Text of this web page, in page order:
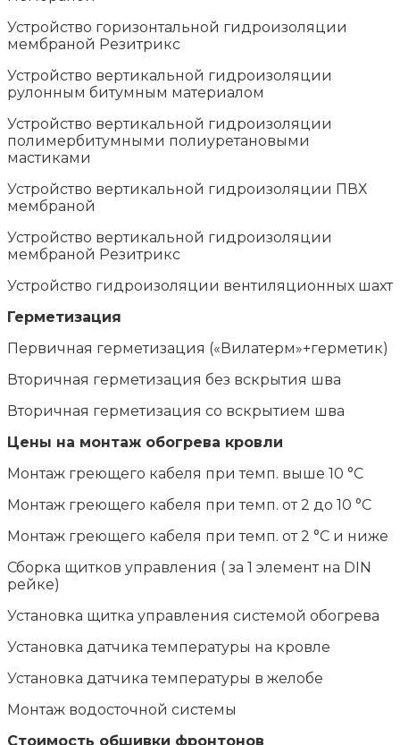
Устройство горизонтальной гидроизоляции
мембраной Резитрикс
Устройство вертикальной гидроизоляции
рулонным битумным материалом
Устройство вертикальной гидроизоляции
полимербитумными полиуретановыми
мастиками
Устройство вертикальной гидроизоляции ПВХ
мембраной
Устройство вертикальной гидроизоляции
мембраной Резитрикс
Устройство гидроизоляции вентиляционных шахт
Герметизация
Первичная герметизация («Вилатерм»+герметик)
Вторичная герметизация без вскрытия шва
Вторичная герметизация со вскрытием шва
Цены на монтаж обогрева кровли
Монтаж греющего кабеля при темп. выше 10 °С
Монтаж греющего кабеля при темп. от 2 до 10 °С
Монтаж греющего кабеля при темп. от 2 °С и ниже
Сборка щитков управления ( за 1 элемент на DIN
рейке)
Установка щитка управления системой обогрева
Установка датчика температуры на кровле
Установка датчика температуры в желобе
Монтаж водосточной системы
Стоимость обшивки фронтонов